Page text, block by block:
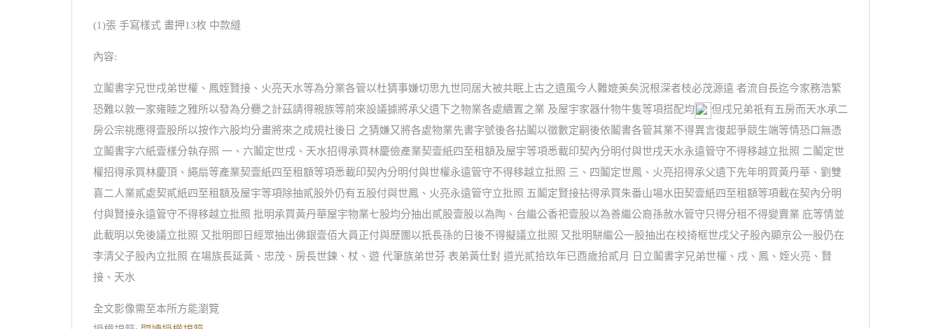
(1)張 手寫樣式 畫押13枚 中款縫
內容:
立鬮書字兄世戌弟世權、鳳姪賢接、火亮天水等為分業各管以杜猜事嫌切思九世同居大被共眠上古之遺風今人難媲美矣況根深者枝必茂源遠 者流自長迄今家務浩繁
恐難以敦一家雍睦之雅所以發為分爨之計茲請得親族等前來設議據將承父遺下之物業各處續置之業 及屋宇家器什物牛隻等項搭配均
但戌兄弟祇有五房而天水承二
房公宗祧應得壹股所以按作六股均分畫將來之成規社後日 之猜嫌又將各處物業先書字號後各拈鬮以徵數定嗣後依鬮書各管其業不得異言復起爭競生端等情恐口無憑
立鬮書字六紙壹樣分執存照 一、六鬮定世戌、天水招得承買林慶儉產業契壹紙四至租額及屋宇等項悉載印契內分明付與世戌天水永遠管守不得移越立批照 二鬮定世
權招得承買林慶頂、繩扇等產業契壹紙四至租額等項悉載印契內分明付與世權永遠管守不得移越立批照 三、四鬮定世鳳、火亮招得承父遺下先年明買黃丹華、劉雙
喜二人業貳處契貳紙四至租額及屋宇等項除抽貳股外仍有五股付與世鳳、火亮永遠管守立批照 五鬮定賢接拈得承買朱番山場水田契壹紙四至租額等項載在契內分明
付與賢接永遠管守不得移越立批照 批明承買黃丹華屋宇物業七股均分抽出貳股壹股以為陶、台繼公香祀壹股以為善繼公裔孫赦水管守只得分租不得變賣業 庇等情並
此載明以免後議立批照 又批明即日經眾抽出佛銀壹佰大員正付與歷團以扺長孫的日後不得擬議立批照 又批明駢繼公一股抽出在校掎框世戌父子股內顯京公一股仍在
李清父子股內立批照 在場族長延黃、忠茂、房長世鍊、杖、遊 代筆族弟世芬 表弟黃仕對 道光貳拾玖年已酉歲拾貳月 日立鬮書字兄弟世權、戌、鳳、姪火亮、賢
接、天水
全文影像需至本所方能瀏覽